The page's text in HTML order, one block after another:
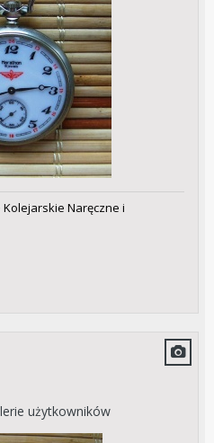
Naręczne i
użytkowników